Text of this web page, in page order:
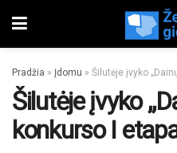
Pradžia » Įdomu » Šilutėje įvyko
Šilutėje įvyko
konkurso I